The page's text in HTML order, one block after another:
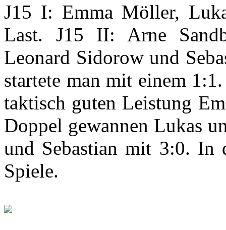
J15 I: Emma Möller,
Last. J15 II: Arne
Leonard Sidorow und
startete man mit einem
taktisch guten Leistung
Doppel gewannen Lukas
und Sebastian mit 3:0. In
Spiele.